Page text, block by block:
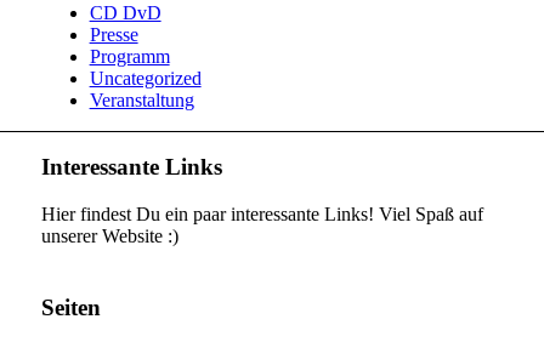
CD DvD
Presse
Programm
Uncategorized
Veranstaltung
Interessante Links
Hier findest Du ein paar interessante Links! Viel Spaß auf
unserer Website :)
Seiten